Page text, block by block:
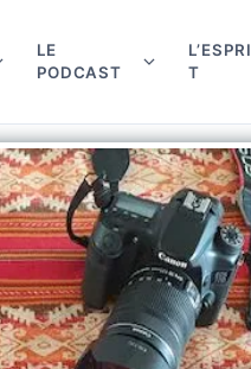
LE
PODCAST
L’ESPRI
T